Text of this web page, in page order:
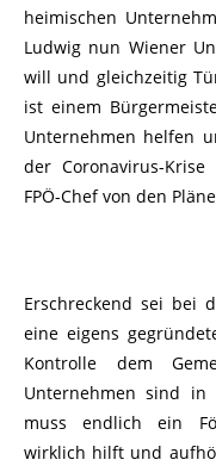
heimischen
Ludwig nun Wiener
will und gleichzeitig
ist einem
Unternehmen helfen
der Coronavirus-
FPÖ-Chef von den
Erschreckend sei bei
eine eigens
Kontrolle dem
Unternehmen sind in
muss endlich ein
wirklich hilft und